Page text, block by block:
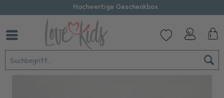
Hochwertige Geschenkbox